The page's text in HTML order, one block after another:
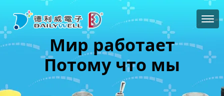
Мир работает
Потому что мы